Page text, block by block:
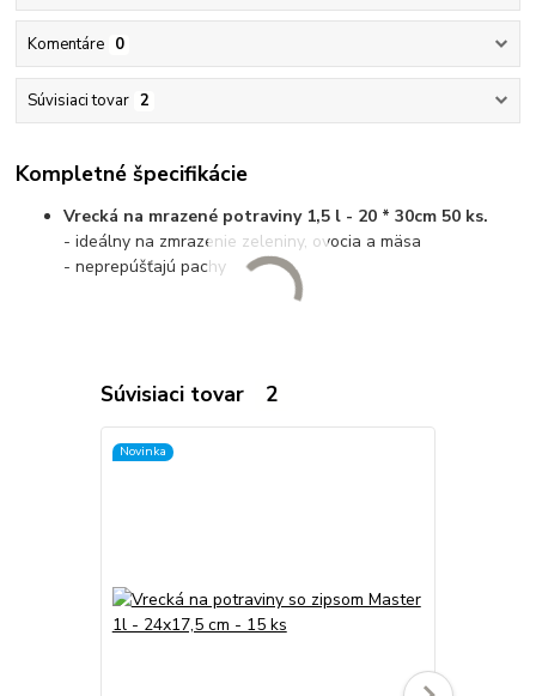
Komentáre 0
Súvisiaci tovar 2
Kompletné špecifikácie
Vrecká na mrazené potraviny 1,5 l - 20 * 30cm 50 ks.
- ideálny na zmrazenie zeleniny, ovocia a mäsa
- neprepúšťajú pachy
Súvisiaci tovar 2
Novinka